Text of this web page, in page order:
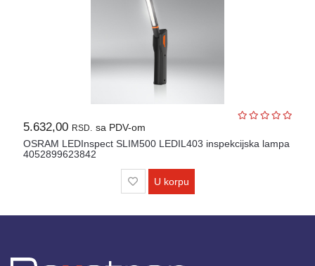
5.632,00 RSD.
sa PDV-om
OSRAM LEDInspect SLIM500 LEDIL403 inspekcijska lampa
4052899623842
U korpu